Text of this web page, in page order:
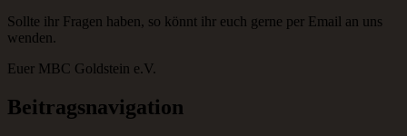
Sollte ihr Fragen haben, so könnt ihr euch gerne per Email an uns
wenden.
Euer MBC Goldstein e.V.
Beitragsnavigation